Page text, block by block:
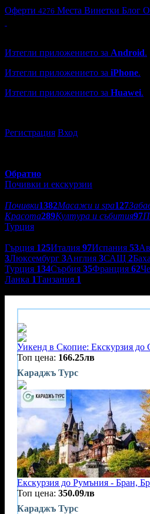
Оферти 4276 Места Винетки Блог
Изтегли приложението за Android.
Изтегли приложението за iPhone.
Изтегли приложението за Huawei.
Регистрация Вход
Обратно
Почивки и екскурзии
Почивки1382Масажи и spa127
Красота289Култура и събития97
Турция
Гърция 125Италия 97Испания 53
3Люксембург 3Англия 3САЩ 2
Турция 134Сърбия 35Франция 62
Ланка 1Танзания 1
Уикенд в Скопие: Екскурзия до
Топ цена: 166.25лв
Караджъ Турс
Екскурзия до Румъния - Бран,
Топ цена: 350.09лв
Караджъ Турс